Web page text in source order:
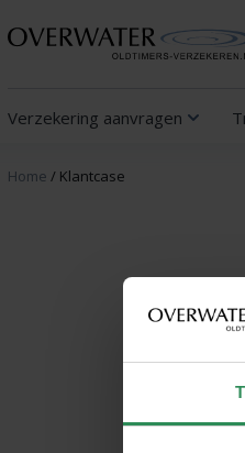
Verzekering aanvragen
Home / Klantcase